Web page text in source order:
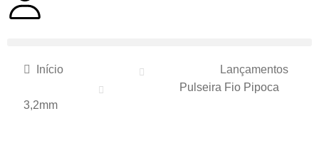
Início
Lançamentos
Pulseira Fio Pipoca
3,2mm